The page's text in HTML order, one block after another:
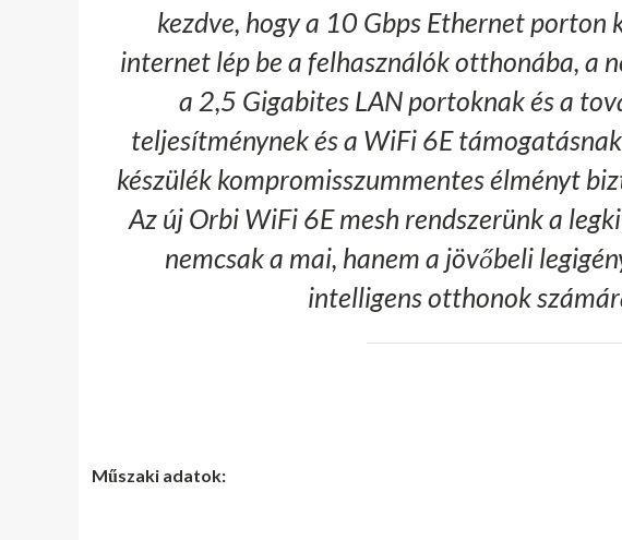
kezdve, hogy a 10 Gbps Ethernet porton
internet lép be a felhasználók otthonába, a
a 2,5 Gigabites LAN portoknak és a
teljesítménynek és a WiFi 6E
készülék kompromisszummentes élményt
Az új Orbi WiFi 6E mesh rendszerünk a
nemcsak a mai, hanem a jövőbeli
intelligens otthonok
Műszaki adatok: